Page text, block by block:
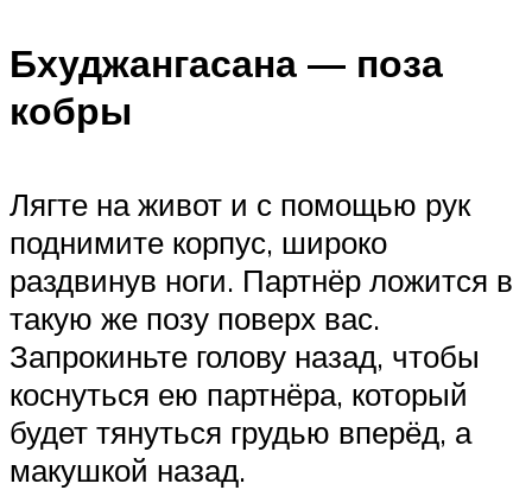
Бхуджангасана — поза
кобры
Лягте на живот и с помощью рук
поднимите корпус, широко
раздвинув ноги. Партнёр ложится в
такую же позу поверх вас.
Запрокиньте голову назад, чтобы
коснуться ею партнёра, который
будет тянуться грудью вперёд, а
макушкой назад.